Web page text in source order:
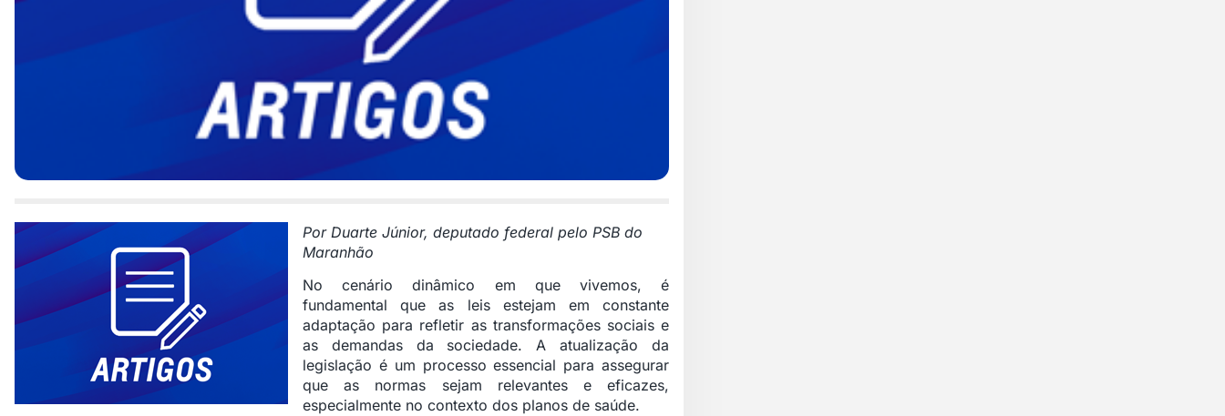
Por Duarte Júnior, deputado federal pelo PSB do
Maranhão
No cenário dinâmico em que vivemos, é
fundamental que as leis estejam em constante
adaptação para refletir as transformações sociais e
as demandas da sociedade. A atualização da
legislação é um processo essencial para assegurar
que as normas sejam relevantes e eficazes,
especialmente no contexto dos planos de saúde.